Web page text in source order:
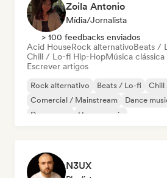
Zoila Antonio
Mídia/Jornalista
> 100 feedbacks enviados
Acid HouseRock alternativoBeats /
Chill / Lo-fi Hip-HopMúsica clássica
Escrever artigos
Rock alternativo Beats / Lo-fi
Chill
Comercial / Mainstream
Dance
Dream pop
House music
N3UX